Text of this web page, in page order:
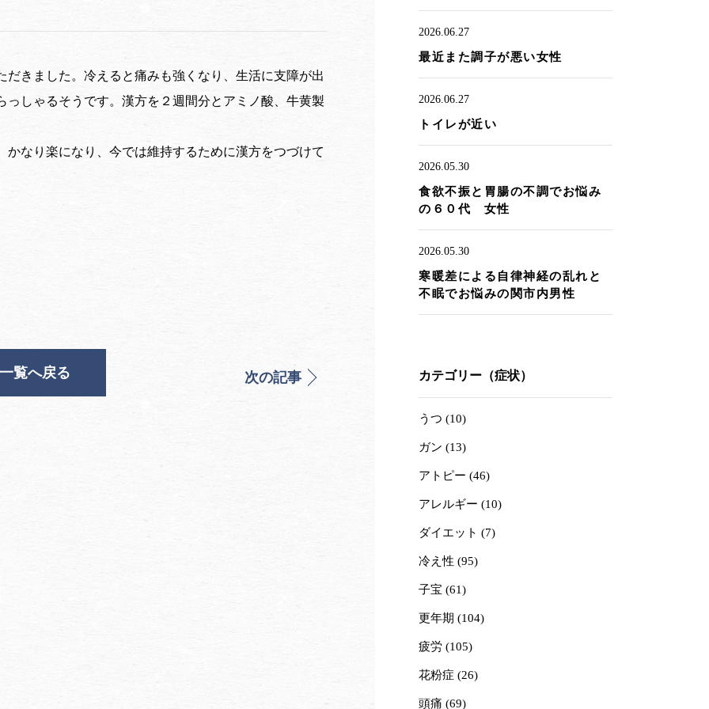
きました。冷えると痛みも強くなり、生活に支障が出
しゃるそうです。漢方を２週間分とアミノ酸、牛黄製
なり楽になり、今では維持するために漢方をつづけて
一覧へ戻る 次の記事
2026.06.27
最近また調子が悪い女性
2026.06.27
トイレが近い
2026.05.30
食欲不振と胃腸の不調でお悩み
の６０代 女性
2026.05.30
寒暖差による自律神経の乱れと
不眠でお悩みの関市内男性
カテゴリー（症状）
うつ (10)
ガン (13)
アトピー (46)
アレルギー (10)
ダイエット (7)
冷え性 (95)
子宝 (61)
更年期 (104)
疲労 (105)
花粉症 (26)
頭痛 (69)